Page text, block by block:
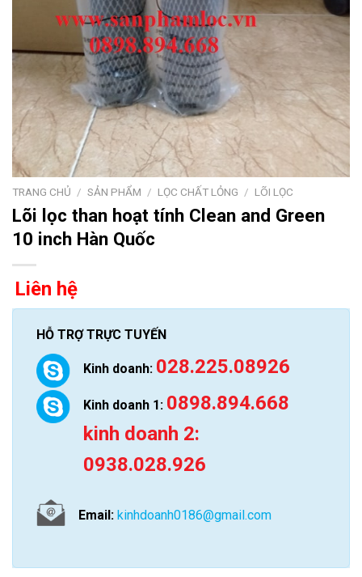
TRANG CHỦ / SẢN PHẨM / LỌC CHẤT LỎNG / LÕI LỌC
Lõi lọc than hoạt tính Clean and Green
10 inch Hàn Quốc
Liên hệ
HỖ TRỢ TRỰC TUYẾN
Kinh doanh: 028.225.08926
Kinh doanh 1: 0898.894.668
kinh doanh 2:
0938.028.926
Email: kinhdoanh0186@gmail.com